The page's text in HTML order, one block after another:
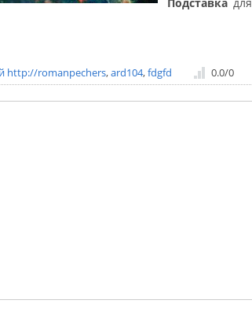
http://romanpechers,ard104,fdgfd 0.0/0